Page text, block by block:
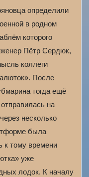
определили
в родном
которого
Пётр Сердюк,
коллеги
После
тогда ещё
на
несколько
была
к тому времени
уже
лодок. К началу